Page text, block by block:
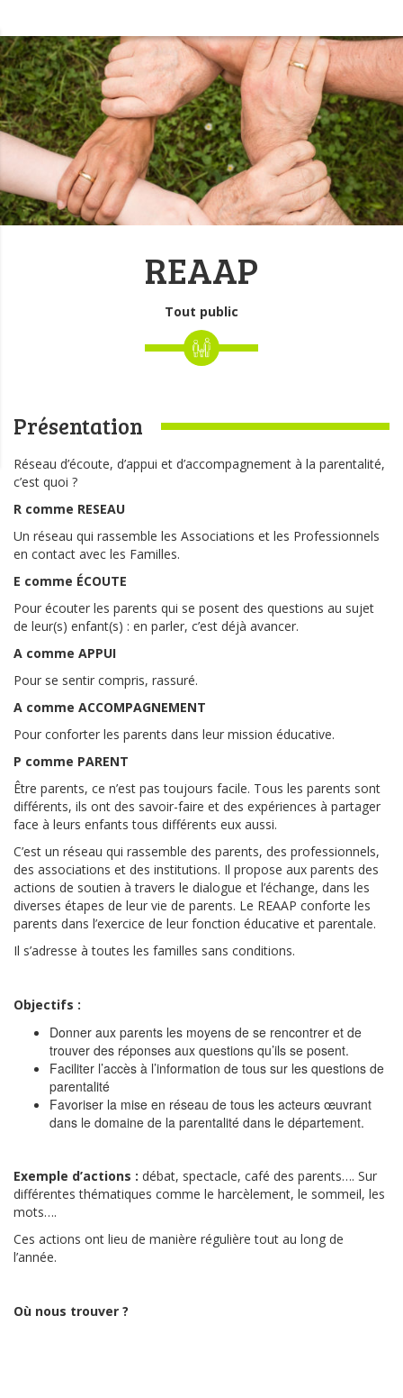
REAAP
Tout public
Présentation
Réseau d’écoute, d’appui et d’accompagnement à la parentalité,
c’est quoi ?
R comme RESEAU
Un réseau qui rassemble les Associations et les Professionnels
en contact avec les Familles.
E comme ÉCOUTE
Pour écouter les parents qui se posent des questions au sujet
de leur(s) enfant(s) : en parler, c’est déjà avancer.
A comme APPUI
Pour se sentir compris, rassuré.
A comme ACCOMPAGNEMENT
Pour conforter les parents dans leur mission éducative.
P comme PARENT
Être parents, ce n’est pas toujours facile. Tous les parents sont
différents, ils ont des savoir-faire et des expériences à partager
face à leurs enfants tous différents eux aussi.
C’est un réseau qui rassemble des parents, des professionnels,
des associations et des institutions. Il propose aux parents des
actions de soutien à travers le dialogue et l’échange, dans les
diverses étapes de leur vie de parents. Le REAAP conforte les
parents dans l’exercice de leur fonction éducative et parentale.
Il s’adresse à toutes les familles sans conditions.
Objectifs :
Donner aux parents les moyens de se rencontrer et de
trouver des réponses aux questions qu’ils se posent.
Faciliter l’accès à l’information de tous sur les questions de
parentalité
Favoriser la mise en réseau de tous les acteurs œuvrant
dans le domaine de la parentalité dans le département.
Exemple d’actions : débat, spectacle, café des parents…. Sur
différentes thématiques comme le harcèlement, le sommeil, les
mots….
Ces actions ont lieu de manière régulière tout au long de
l’année.
Où nous trouver ?